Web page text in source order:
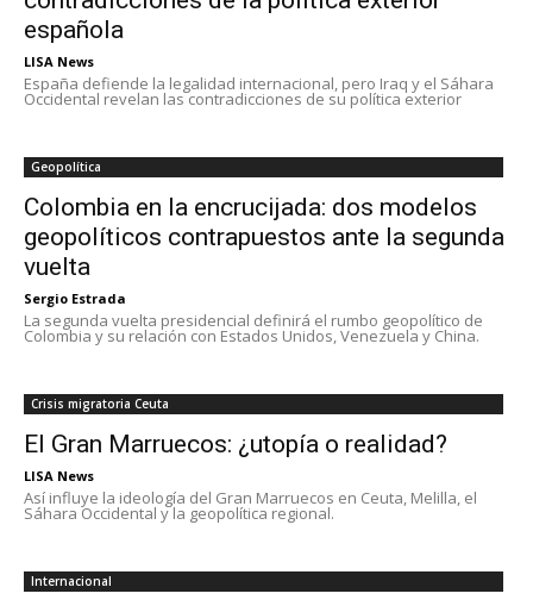
española
LISA News
España defiende la legalidad internacional, pero Iraq y el Sáhara
Occidental revelan las contradicciones de su política exterior
Geopolítica
Colombia en la encrucijada: dos modelos
geopolíticos contrapuestos ante la segunda
vuelta
Sergio Estrada
La segunda vuelta presidencial definirá el rumbo geopolítico de
Colombia y su relación con Estados Unidos, Venezuela y China.
Crisis migratoria Ceuta
El Gran Marruecos: ¿utopía o realidad?
LISA News
Así influye la ideología del Gran Marruecos en Ceuta, Melilla, el
Sáhara Occidental y la geopolítica regional.
Internacional